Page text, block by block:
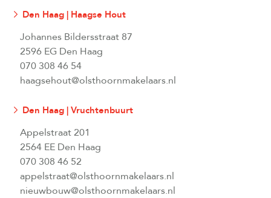
Den Haag | Haagse Hout
Johannes Bildersstraat 87
2596 EG Den Haag
070 308 46 54
haagsehout@olsthoornmakelaars.nl
Den Haag | Vruchtenbuurt
Appelstraat 201
2564 EE Den Haag
070 308 46 52
appelstraat@olsthoornmakelaars.nl
nieuwbouw@olsthoornmakelaars.nl